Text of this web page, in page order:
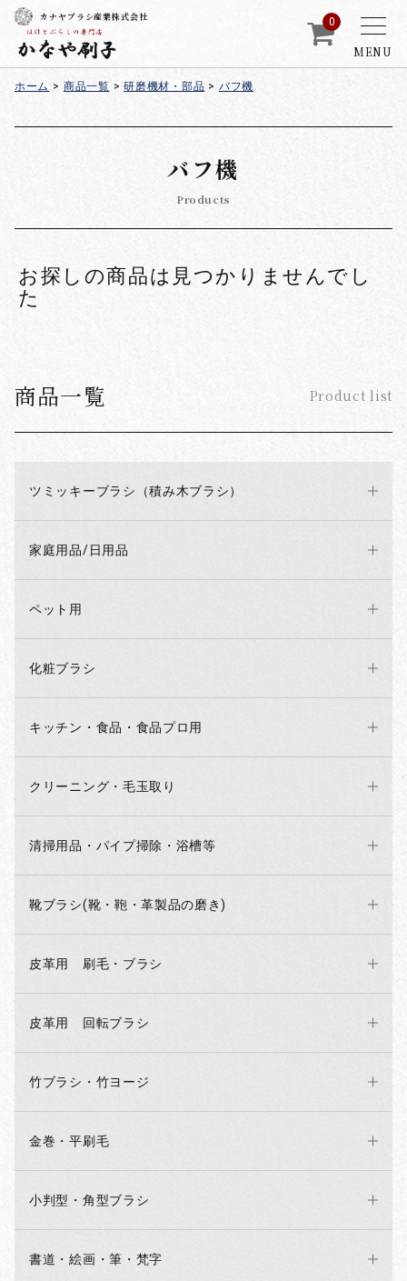
MENU
カナヤブラシ産業株式会社 0
ホーム > 商品一覧 > 研磨機材・部品 > バフ機
商品一覧 Product list
ツミッキーブラシ（積み木ブラシ）
家庭用品/日用品
ペット用
化粧ブラシ
キッチン・食品・食品プロ用
クリーニング・毛玉取り
清掃用品・パイプ掃除・浴槽等
靴ブラシ(靴・鞄・革製品の磨き)
皮革用 刷毛・ブラシ
皮革用 回転ブラシ
竹ブラシ・竹ヨージ
金巻・平刷毛
小判型・角型ブラシ
書道・絵画・筆・梵字
バフ機
Products
お探しの商品は見つかりませんでし
た